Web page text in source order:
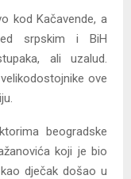
kod Kačavende, a
srpskim i BiH
ali uzalud.
ove
beogradske
koji je bio
dječak došao u